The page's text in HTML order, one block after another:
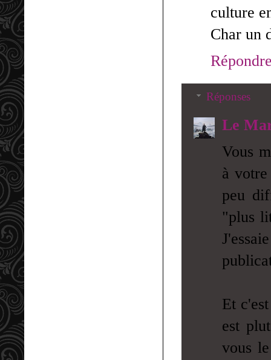
culture
Char un
Réponses
Le
Vous
à
peu
"plus
Et
est
vous